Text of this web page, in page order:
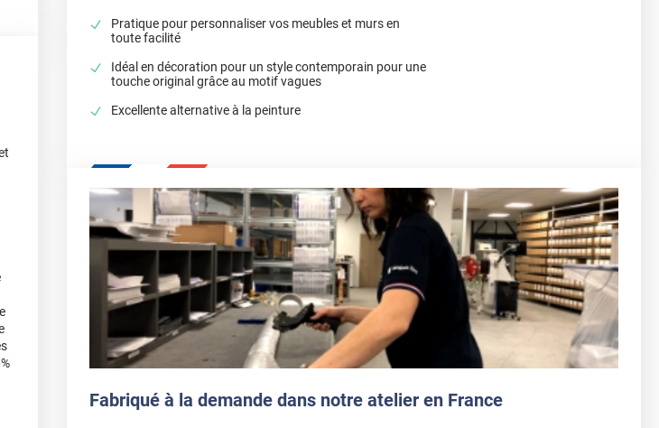
Pratique pour personnaliser vos meubles et murs en
toute facilité
Idéal en décoration pour un style contemporain pour une
touche original grâce au motif vagues
Excellente alternative à la peinture
Fabriqué à la demande dans notre atelier en France